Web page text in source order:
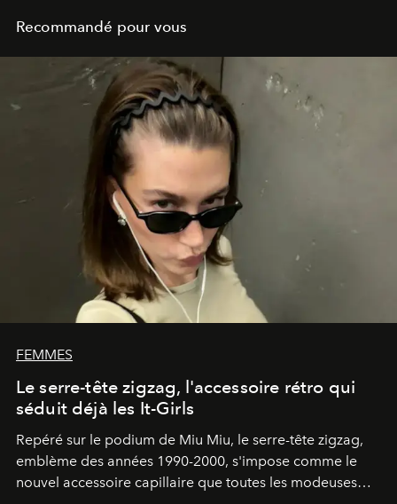
Recommandé pour vous
FEMMES
Le serre-tête zigzag, l'accessoire rétro qui
séduit déjà les It-Girls
Repéré sur le podium de Miu Miu, le serre-tête zigzag,
emblème des années 1990-2000, s'impose comme le
nouvel accessoire capillaire que toutes les modeuses